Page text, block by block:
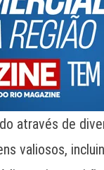
através de
valiosos,